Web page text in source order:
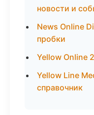
новости и
News Online
пробки
Yellow Online
Yellow Line
справочник